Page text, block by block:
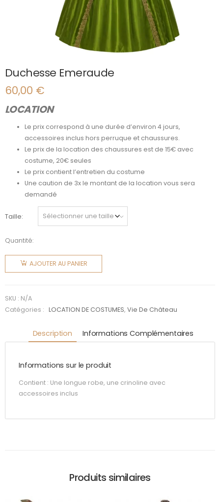
Duchesse Emeraude
60,00 €
LOCATION
Le prix correspond à une durée d’environ 4 jours,
accessoires inclus hors perruque et chaussures.
Le prix de la location des chaussures est de 15€ avec
costume, 20€ seules
Le prix contient l’entretien du costume
Une caution de 3x le montant de la location vous sera
demandé
Taille
Quantité:
quantité
Duchesse
AJOUTER AU PANIER
SKU : N/A
Catégories :
LOCATION DE COSTUMES,Vie De Château
Description Informations Complémentaires
Informations sur le produit
Contient : Une longue robe, une crinoline avec
accessoires inclus
Produits similaires